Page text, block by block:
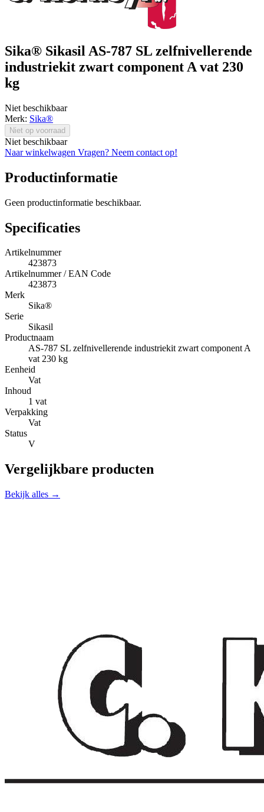
Sika® Sikasil AS-787 SL zelfnivellerende
industriekit zwart component A vat 230
kg
Niet beschikbaar
Merk: Sika®
Niet op voorraad
Niet beschikbaar
Naar winkelwagen Vragen? Neem contact op!
Productinformatie
Geen productinformatie beschikbaar.
Specificaties
Artikelnummer
423873
Artikelnummer / EAN Code
423873
Merk
Sika®
Serie
Sikasil
Productnaam
AS-787 SL zelfnivellerende industriekit zwart component A
vat 230 kg
Eenheid
Vat
Inhoud
1 vat
Verpakking
Vat
Status
V
Vergelijkbare producten
Bekijk alles →